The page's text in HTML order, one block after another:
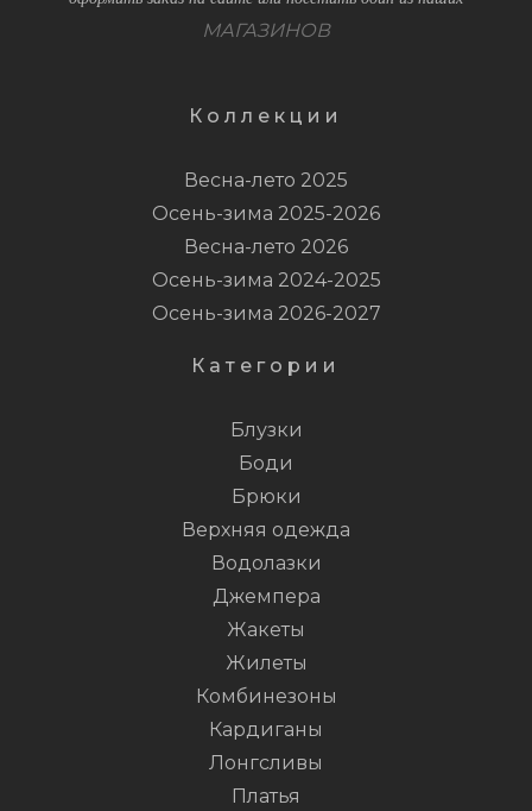
МАГАЗИНОВ
Коллекции
Весна-лето 2025
Осень-зима 2025-2026
Весна-лето 2026
Осень-зима 2024-2025
Осень-зима 2026-2027
Категории
Блузки
Боди
Брюки
Верхняя одежда
Водолазки
Джемпера
Жакеты
Жилеты
Комбинезоны
Кардиганы
Лонгсливы
Платья